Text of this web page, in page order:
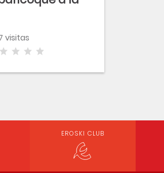
visitas
EROSKI CLUB